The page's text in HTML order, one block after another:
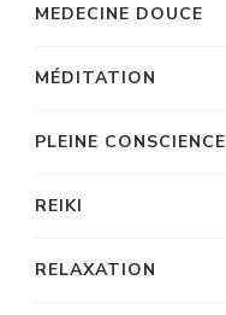
MEDECINE DOUCE
MÉDITATION
PLEINE CONSCIENCE
REIKI
RELAXATION